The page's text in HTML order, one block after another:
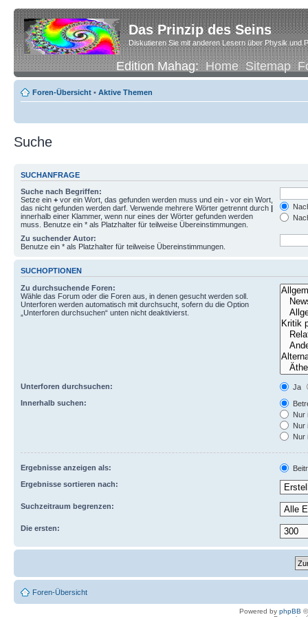
Das Prinzip des Seins
Diskutieren Sie mit anderen Lesern über Physik und
Edition Mahag:Home Sitemap
Foren-Übersicht • Aktive Themen
Suche
SUCHANFRAGE
Suche nach Begriffen:
Setze ein + vor ein Wort, das gefunden werden muss und ein - vor ein Wort,
das nicht gefunden werden darf. Verwende mehrere Wörter getrennt durch |
innerhalb einer Klammer, wenn nur eines der Wörter gefunden werden
muss. Benutze ein * als Platzhalter für teilweise Übereinstimmungen.
Zu suchender Autor:
Benutze ein * als Platzhalter für teilweise Übereinstimmungen.
SUCHOPTIONEN
Zu durchsuchende Foren:
Wähle das Forum oder die Foren aus, in denen gesucht werden soll.
Unterforen werden automatisch mit durchsucht, sofern du die Option
„Unterforen durchsuchen“ unten nicht deaktivierst.
Unterforen durchsuchen:
Ja
Innerhalb suchen:
Nur
Nur
Nur
Ergebnisse anzeigen als:
Ergebnisse sortieren nach:
Suchzeitraum begrenzen:
Die ersten:
Foren-Übersicht
Powered by phpBB